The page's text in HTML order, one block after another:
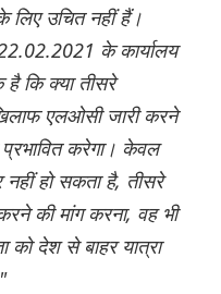
उचित नहीं हैं।
के कार्यालय
कि क्या तीसरे
एलओसी जारी करने
करेगा। केवल
हो सकता है, तीसरे
की मांग करना, वह भी
को देश से बाहर यात्रा